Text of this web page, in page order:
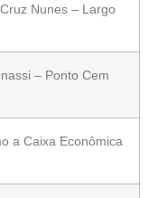
Nunes – Largo
– Ponto Cem
a Caixa Econômica